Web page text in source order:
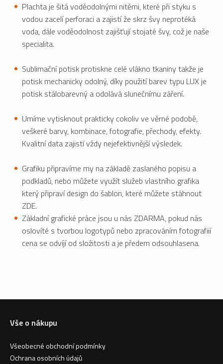
Plachta je šitá voděodolnými nitěmi, které při styku s
vodou zacelí perforaci a zajistí že skrz švy neprotéká
voda, dále voděodolnost zajišťují stojaté švy, což je naše
specialita.
Sublimační potisk protiskne celé vlákno tkaniny takže je
potisk mechanicky odolný, díky použití barev typu LUX je
potisk stálobarevný a odolává slunečnímu záření.
Umíme vytisknout prakticky cokoliv ve věrné podobě,
veškeré barvy, kombinace, fotografie, přechody, efekty.
Kvalitní data zajistí vždy nejefektivnější výsledek.
Grafiku připravíme my na základě zaslaného popisu a
podkladů, nebo můžete využít služeb vlastního grafika
který připraví design do šablon, které můžete stáhnout
ZDE.
Základní grafické práce jsou u nás ZDARMA, pokud nás
oslovíté s tvorbou logotypů nebo zpracováním fotografiií
cena se odvíjí od složitosti a je předem odsouhlasena.
Vše o nákupu
Všeobecné obchodní podmínky
Ochrana osobních údajů